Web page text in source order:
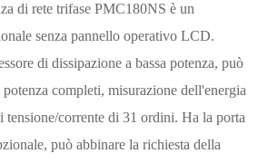
di rete trifase PMC180NS è un
senza pannello operativo LCD.
di dissipazione a bassa potenza, può
completi, misurazione dell'energia
tensione/corrente di 31 ordini. Ha la porta
può abbinare la richiesta della